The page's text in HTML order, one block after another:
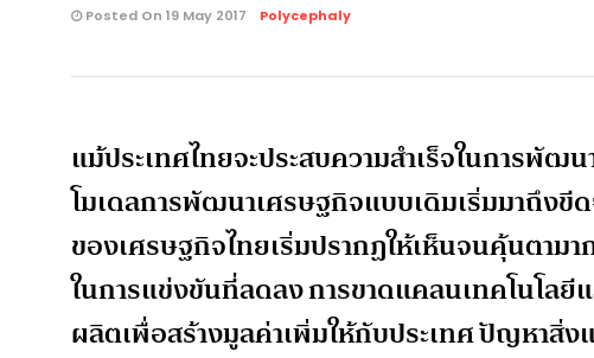
Posted On 19 May 2017 Polycephaly
แม้ประเทศไทยจะประสบความสำเร็จในการพั
โมเดลการพัฒนาเศรษฐกิจแบบเดิมเริ่มมาถึง
ของเศรษฐกิจไทยเริ่มปรากฏให้เห็นจนคุ้นตาม
ในการแข่งขันที่ลดลง การขาดแคลนเทคโนโลยี
ผลิตเพื่อสร้างมูลค่าเพิ่มให้กับประเทศ ปัญหาสิ่